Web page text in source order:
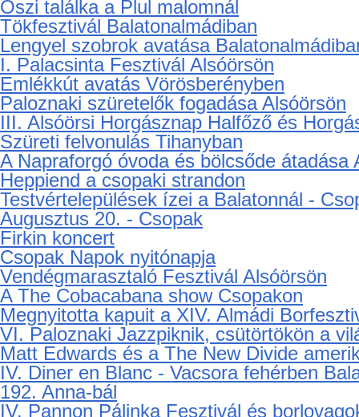
Őszi találka a Plul malomnál
Tökfesztivál Balatonalmádiban
Lengyel szobrok avatása
I. Palacsinta Fesztivál Alsóörsön
Emlékkút avatás Vörösberényben
Paloznaki szüretelők fogadása Alsóörsön
III. Alsóörsi Horgásznap Halfőző és
Szüreti felvonulás Tihanyban
A Napraforgó óvoda és bölcsőde átadása
Heppiend a csopaki strandon
Testvértelepülések ízei a Balatonnál -
Augusztus 20. - Csopak
Firkin koncert
Csopak Napok nyitónapja
Vendégmarasztaló Fesztivál Alsóörsön
A The Cobacabana show Csopakon
Megnyitotta kapuit a XIV. Almádi
VI. Paloznaki Jazzpiknik, csütörtökön a
Matt Edwards és a The New Divide
IV. Diner en Blanc - Vacsora fehérben
192. Anna-bál
IV. Pannon Pálinka Fesztivál és